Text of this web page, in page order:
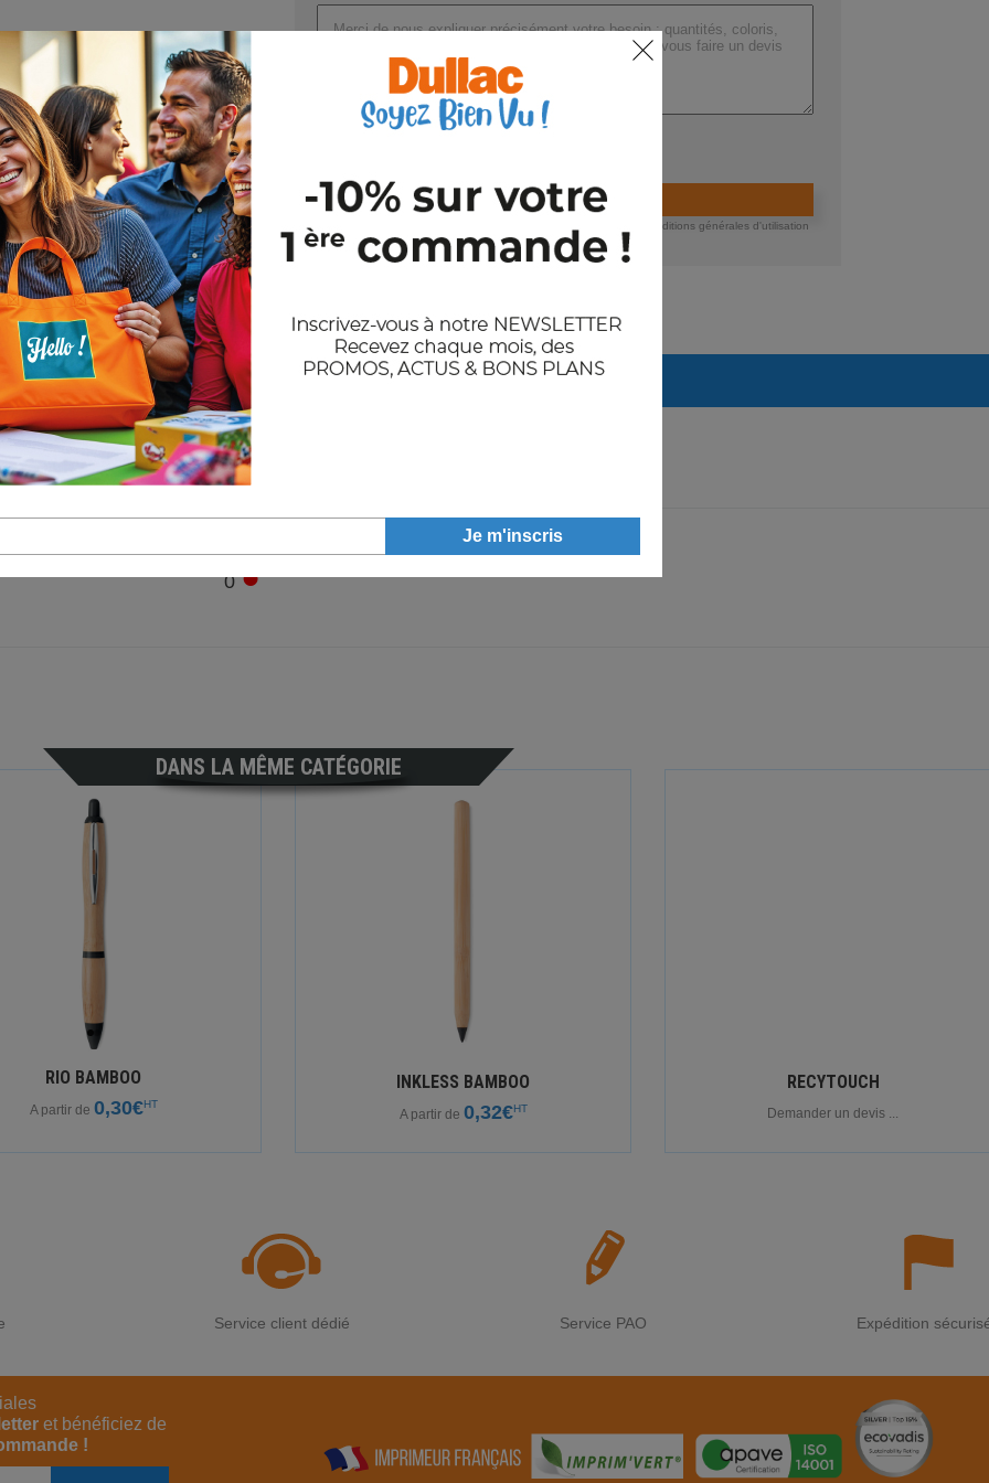
Valider la demande de devis
En nous envoyant votre demande de devis, vous acceptez nos conditions générales d'utilisation
et notre politique de confidentialité des données.
Stocks
0●
DANS LA MÊME CATÉGORIE
RIO BAMBOO
A partir de 0,30€HT
INKLESS BAMBOO
A partir de 0,32€HT
RECYTOUCH
Demander un devis ...
Service client dédié Service PAO Expédition
et bénéficiez de
!